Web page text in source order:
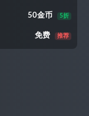
50金币 5折
免费 推荐